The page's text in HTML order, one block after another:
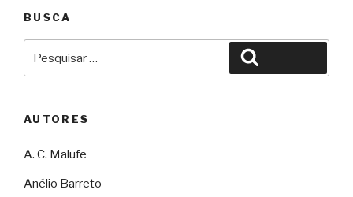
BUSCA
por:
AUTORES
A. C. Malufe
Anélio Barreto